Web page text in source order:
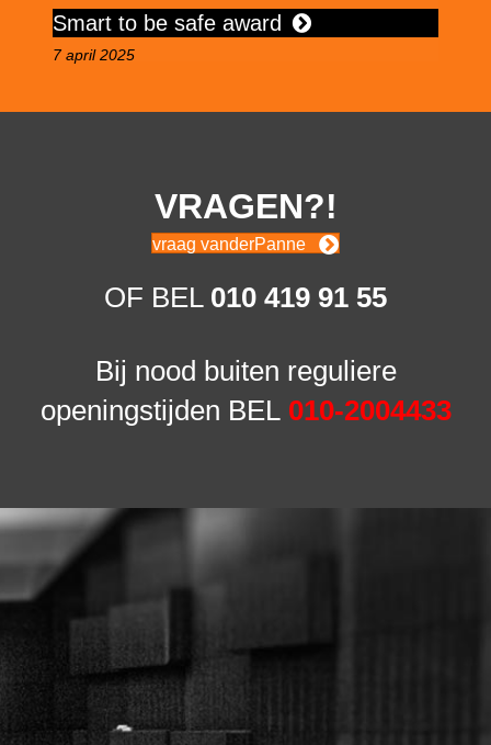
Smart to be safe award
7 april 2025
VRAGEN?!
vraag vanderPanne
OF BEL 010 419 91 55
Bij nood buiten reguliere
openingstijden BEL010-2004433